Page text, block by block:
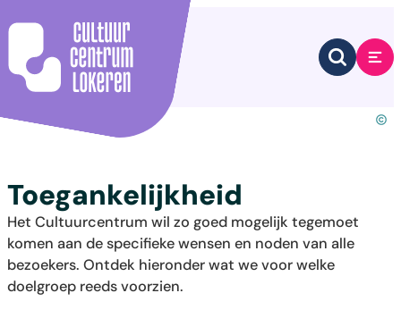
Naar inhoud
Cultuurcentrum Lokeren
Zoek
Toegankelijkheid
Het Cultuurcentrum wil zo goed mogelijk tegemoet
komen aan de specifieke wensen en noden van alle
bezoekers. Ontdek hieronder wat we voor welke
doelgroep reeds voorzien.
?